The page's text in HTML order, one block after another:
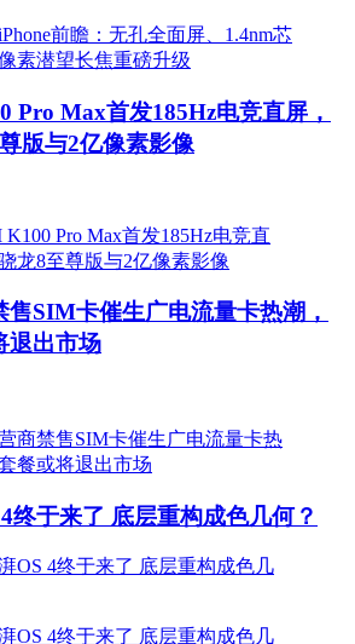
Pro Max首发185Hz电竞直屏，
版与2亿像素影像
售SIM卡催生广电流量卡热潮，
退出市场
终于来了 底层重构成色几何？